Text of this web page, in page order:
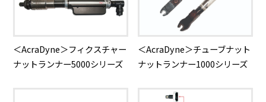
＜AcraDyne＞フィクスチャー
ナットランナー5000シリーズ
＜AcraDyne＞チューブナット
ナットランナー1000シリーズ